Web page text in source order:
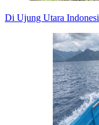
Di Ujung Utara